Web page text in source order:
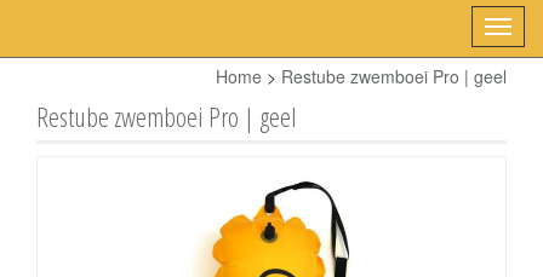
Home > Restube zwemboei Pro | geel
Restube zwemboei Pro | geel